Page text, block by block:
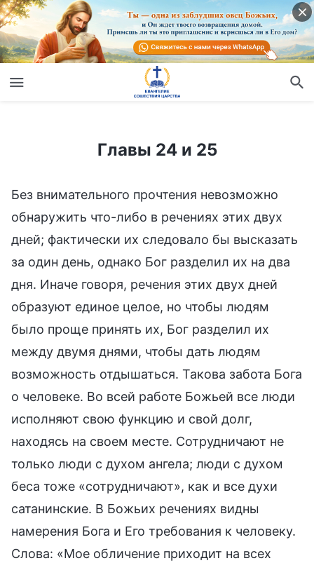
Главы 24 и 25
Без внимательного прочтения невозможно
обнаружить что-либо в речениях этих двух
дней; фактически их следовало бы высказать
за один день, однако Бог разделил их на два
дня. Иначе говоря, речения этих двух дней
образуют единое целое, но чтобы людям
было проще принять их, Бог разделил их
между двумя днями, чтобы дать людям
возможность отдышаться. Такова забота Бога
о человеке. Во всей работе Божьей все люди
исполняют свою функцию и свой долг,
находясь на своем месте. Сотрудничают не
только люди с духом ангела; люди с духом
беса тоже «сотрудничают», как и все духи
сатанинские. В Божьих речениях видны
намерения Бога и Его требования к человеку.
Слова: «Мое обличение приходит на всех